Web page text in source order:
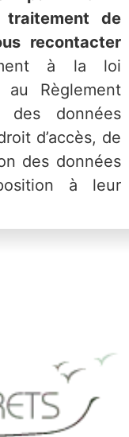
traitement de
recontacter
à la loi
Règlement
données
d’accès, de
des données
à leur